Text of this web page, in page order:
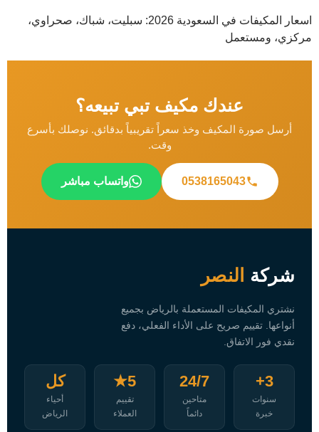
اسعار المكيفات في السعودية 2026: سبليت، شباك، صحراوي،
مركزي، ومستعمل
عندك مكيف تبي تبيعه؟
أرسل صورة المكيف وخذ سعراً تقريبياً بدقائق. نوصلك بأسرع
وقت.
0538165043 واتساب مباشر
شركة النصر
نشتري المكيفات المستعملة بالرياض بجميع
أنواعها. تقييم صريح على الأداء الفعلي، دفع
نقدي فور الاتفاق.
3+
سنوات
خبرة
24/7
متاحين
دائماً
5★
تقييم
العملاء
كل
أحياء
الرياض